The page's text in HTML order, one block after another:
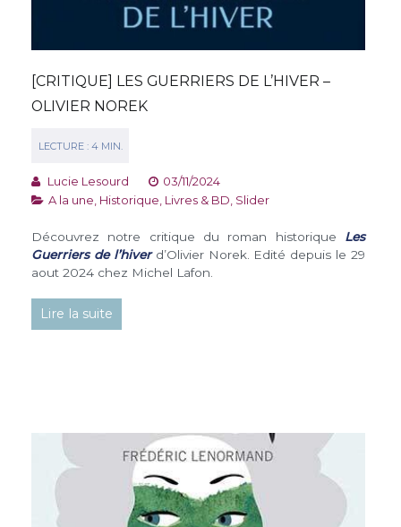
[CRITIQUE] LES GUERRIERS DE L’HIVER –
OLIVIER NOREK
Lucie Lesourd
03/11/2024
A la une Historique Livres & BD Slider
Découvrez notre critique du roman historique Les
Guerriers de l’hiverd’Olivier Norek. Edité depuis le 29
aout 2024 chez Michel Lafon.
Lire la suite